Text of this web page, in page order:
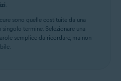
.
sono quelle costituite da una
singolo termine. Selezionare una
semplice da ricordare, ma non